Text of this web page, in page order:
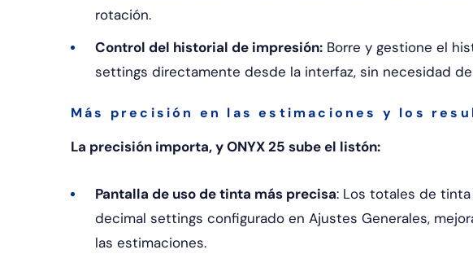
rotación.
Control del historial de impresión: Borre y gestione el
settings directamente desde la interfaz, sin necesidad
Más precisión en las estimaciones y los
La precisión importa, y ONYX 25 sube el listón:
Pantalla de uso de tinta más precisa: Los totales de tinta
decimal settings configurado en Ajustes Generales,
las estimaciones.